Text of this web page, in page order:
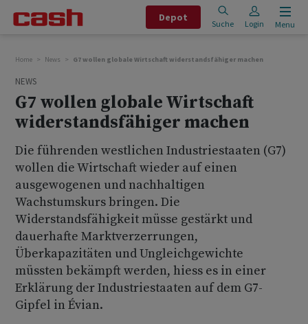
Depot
Suche Login Menu
Home News G7 wollen globale Wirtschaft widerstandsfähiger machen
NEWS
G7 wollen globale Wirtschaft
widerstandsfähiger machen
Die führenden westlichen Industriestaaten (G7)
wollen die Wirtschaft wieder auf einen
ausgewogenen und nachhaltigen
Wachstumskurs bringen. Die
Widerstandsfähigkeit müsse gestärkt und
dauerhafte Marktverzerrungen,
Überkapazitäten und Ungleichgewichte
müssten bekämpft werden, hiess es in einer
Erklärung der Industriestaaten auf dem G7-
Gipfel in Évian.